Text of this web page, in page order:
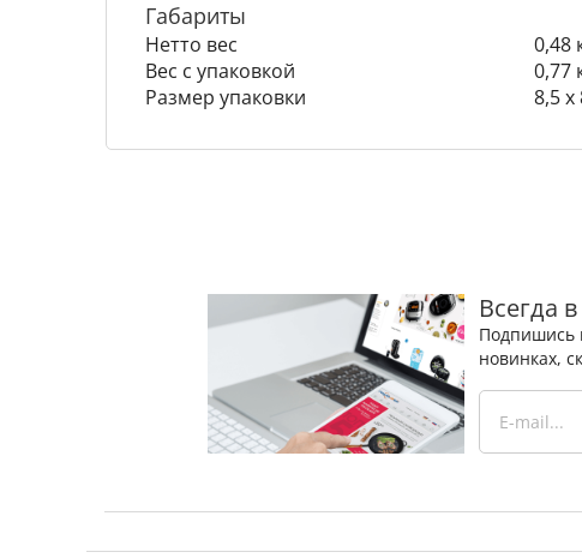
Габариты
Нетто вес
0,48
Вес с упаковкой
0,77
Размер упаковки
8,5 x
Всегда
Подпишись
новинках,